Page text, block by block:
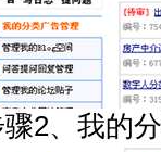
骤2、我的